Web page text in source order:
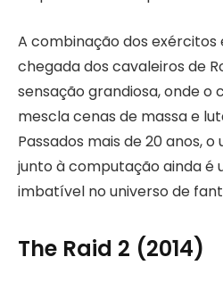
A combinação dos exércitos
chegada dos cavaleiros de
sensação grandiosa, onde o
mescla cenas de massa e
Passados mais de 20 anos,
junto à computação ainda é
imbatível no universo de
The Raid 2 (2014)